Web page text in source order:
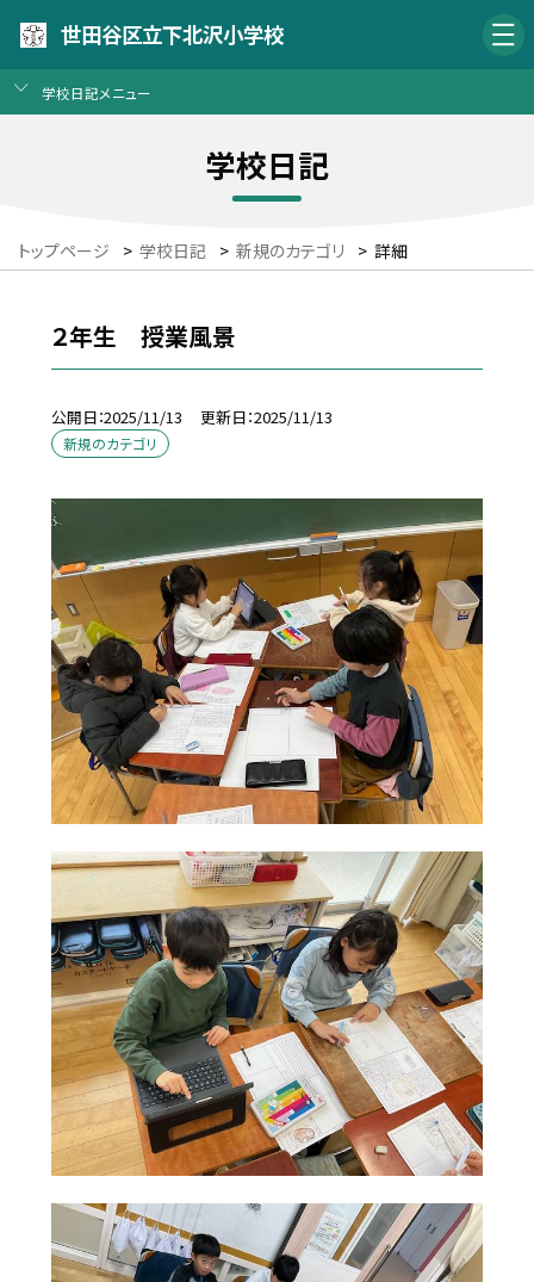
世田谷区立下北沢小学校
学校日記メニュー
学校日記
トップページ > 学校日記 > 新規のカテゴリ > 詳細
２年生 授業風景
公開日 2025/11/13 更新日 2025/11/13
新規のカテゴリ